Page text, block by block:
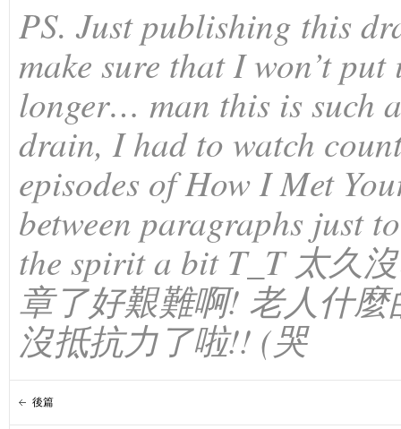
PS. Just publishing this
make sure that I won’t put
longer… man this is such
drain, I had to watch
episodes of How I Met
between paragraphs just
the spirit a bit T_T 太久
章了好艱難啊! 老人什
沒抵抗力了啦!! (哭
後篇